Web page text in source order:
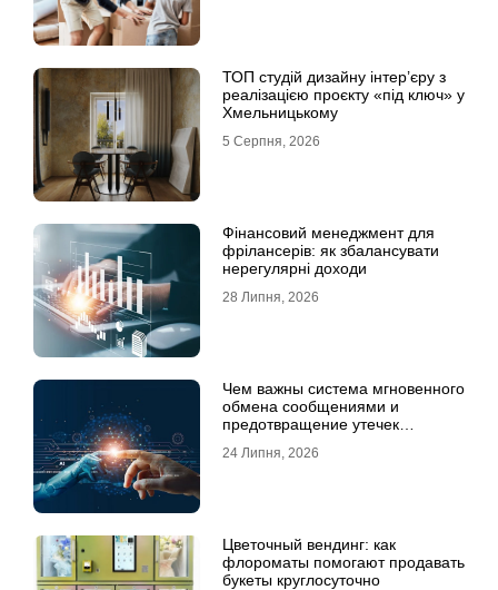
ТОП студій дизайну інтер’єру з
реалізацією проєкту «під ключ» у
Хмельницькому
5 Серпня, 2026
Фінансовий менеджмент для
фрілансерів: як збалансувати
нерегулярні доходи
28 Липня, 2026
Чем важны система мгновенного
обмена сообщениями и
предотвращение утечек
24 Липня, 2026
Цветочный вендинг: как
флороматы помогают продавать
букеты круглосуточно